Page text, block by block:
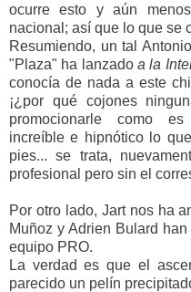
ocurre esto y aún
nacional; así que lo que se
Resumiendo, un tal
"Plaza" ha lanzadoa la
conocía de nada a este
¡¿por qué cojones
promocionarle como
increíble e hipnótico lo
pies... se trata,
profesional pero sin el
Por otro lado, Jart nos ha
Muñoz y Adrien Bulard
equipo PRO.
La verdad es que el
parecido un pelín